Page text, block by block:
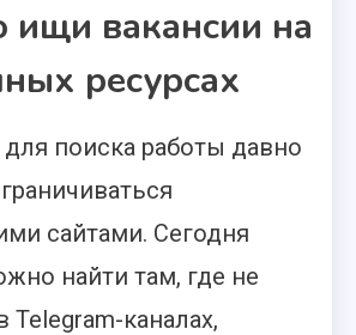
ищи вакансии на
ресурсах
поиска работы давно
сайтами. Сегодня
найти там, где не
каналах,